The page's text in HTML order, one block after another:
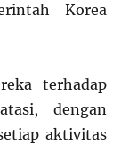
Korea
terhadap
dengan
aktivitas